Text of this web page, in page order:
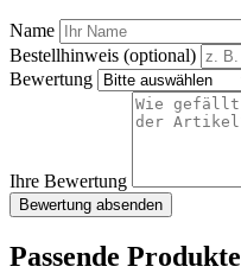
Name
Bestellhinweis (optional)
Bewertung
Ihre Bewertung
Bewertung absenden
Passende Produkte